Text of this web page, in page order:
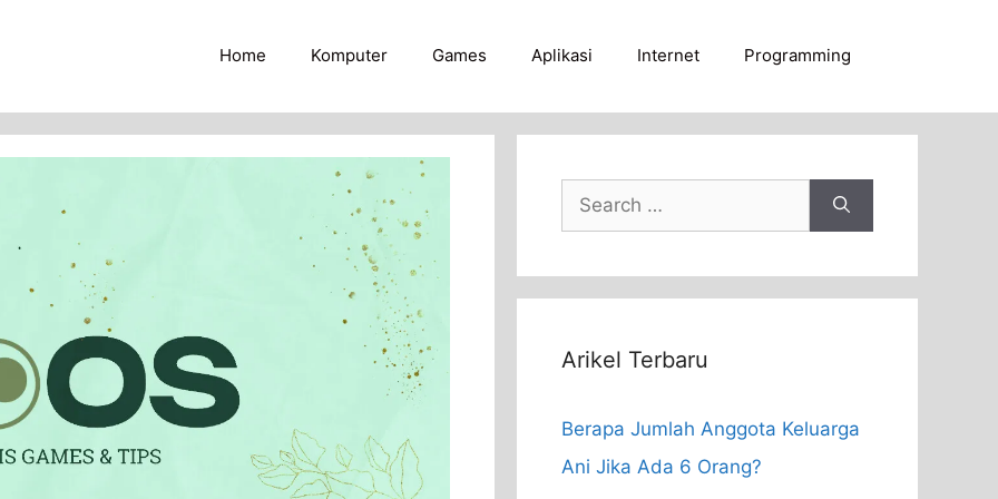
Home Komputer Games Aplikasi Internet Programming
Search
for:
Arikel Terbaru
Berapa Jumlah Anggota Keluarga
Ani Jika Ada 6 Orang?